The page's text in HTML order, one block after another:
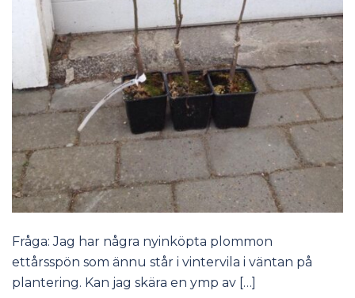
Fråga: Jag har några nyinköpta plommon
ettårsspön som ännu står i vintervila i väntan på
plantering. Kan jag skära en ymp av […]